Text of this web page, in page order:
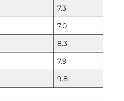
7.3
7.0
8.3
7.9
9.8